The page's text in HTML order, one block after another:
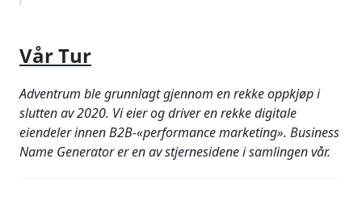
Vår Tur
Adventrum ble grunnlagt gjennom en rekke oppkjøp i
slutten av 2020. Vi eier og driver en rekke digitale
eiendeler innen B2B-«performance marketing». Business
Name Generator er en av stjernesidene i samlingen vår.